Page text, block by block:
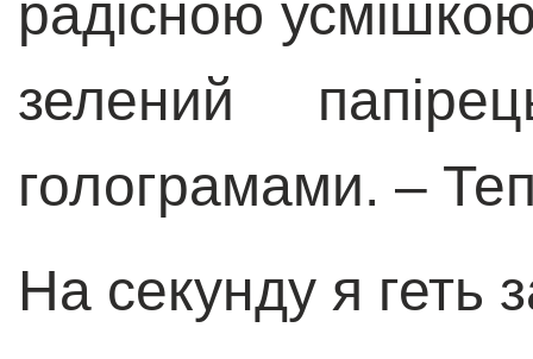
радісною
зелений
голограмами. –
На секунду я геть